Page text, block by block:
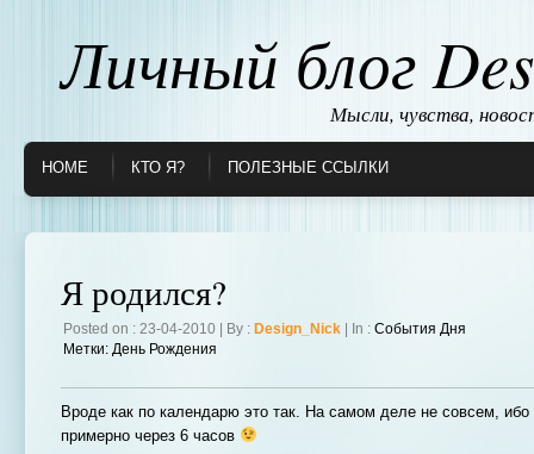
Личный блог
Мысли, чувства,
HOME КТО Я? ПОЛЕЗНЫЕ ССЫЛКИ
Я родился?
Posted on : 23-04-2010 | By : Design_Nick | In : События Дня
Метки: День Рождения
Вроде как по календарю это так. На самом деле не совсем,
примерно через 6 часов